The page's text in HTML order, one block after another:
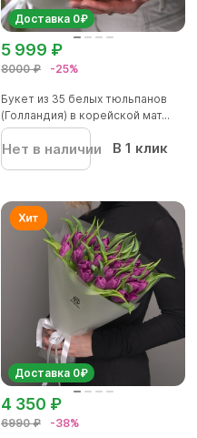
Доставка 0₽
8000 ₽ -25%
5 999 ₽
Букет из 35 белых тюльпанов
(Голландия) в корейской мат...
Нет в наличии В 1 клик
Доставка 0₽
6990 ₽ -38%
4 350 ₽